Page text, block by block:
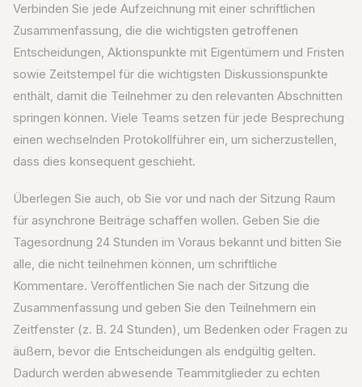
Verbinden Sie jede Aufzeichnung mit einer schriftlichen
Zusammenfassung, die die wichtigsten getroffenen
Entscheidungen, Aktionspunkte mit Eigentümern und Fristen
sowie Zeitstempel für die wichtigsten Diskussionspunkte
enthält, damit die Teilnehmer zu den relevanten Abschnitten
springen können. Viele Teams setzen für jede Besprechung
einen wechselnden Protokollführer ein, um sicherzustellen,
dass dies konsequent geschieht.
Überlegen Sie auch, ob Sie vor und nach der Sitzung Raum
für asynchrone Beiträge schaffen wollen. Geben Sie die
Tagesordnung 24 Stunden im Voraus bekannt und bitten Sie
alle, die nicht teilnehmen können, um schriftliche
Kommentare. Veröffentlichen Sie nach der Sitzung die
Zusammenfassung und geben Sie den Teilnehmern ein
Zeitfenster (z. B. 24 Stunden), um Bedenken oder Fragen zu
äußern, bevor die Entscheidungen als endgültig gelten.
Dadurch werden abwesende Teammitglieder zu echten